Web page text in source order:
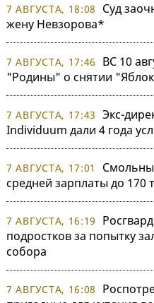
7 АВГУСТА, 18:08
Суд
жену Невзорова*
7 АВГУСТА, 17:46
ВС 10
"Родины" о снятии
7 АВГУСТА, 17:43 Экс-
Individuum дали 4 года
7 АВГУСТА, 17:01
средней зарплаты до 170
7 АВГУСТА, 16:19
подростков за попытку
собора
7 АВГУСТА, 16:08